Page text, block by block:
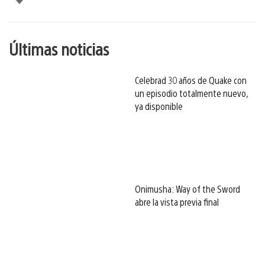
Últimas noticias
Celebrad 30 años de Quake con
un episodio totalmente nuevo,
ya disponible
Onimusha: Way of the Sword
abre la vista previa final